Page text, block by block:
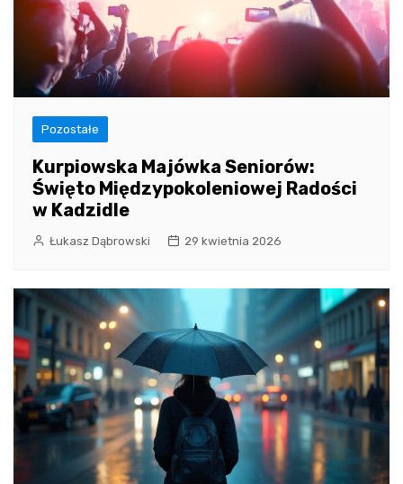
Pozostałe
Kurpiowska Majówka Seniorów:
Święto Międzypokoleniowej Radości
w Kadzidle
Łukasz Dąbrowski 29 kwietnia 2026